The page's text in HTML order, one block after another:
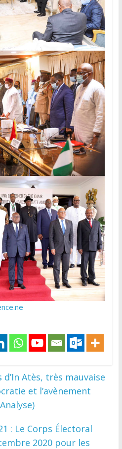
d’In Atès, très mauvaise
et l’avènement
: Le Corps Électoral
2020 pour les